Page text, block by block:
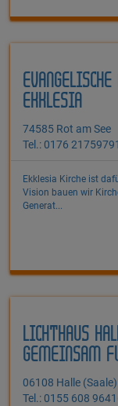
EKKLESIA
74585 Rot am See
Tel.: 0176 21759791
Ekklesia Kirche ist
Vision bauen wir
Generat...
LICHTHAUS
GEMEINSAM
06108 Halle (Saale)
Tel.: 0155 608